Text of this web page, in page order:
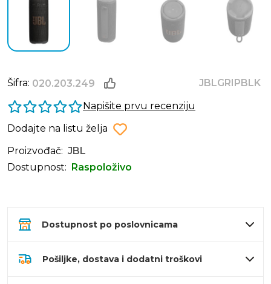
Šifra: 020.203.249
JBLGRIPBLK
Napišite prvu recenziju
Dodajte na listu želja
Proizvođač: JBL
Dostupnost:
Raspoloživo
Dostupnost po poslovnicama
Pošiljke, dostava i dodatni troškovi